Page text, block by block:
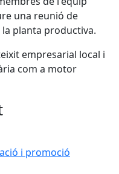
una reunió de
planta productiva.
empresarial local i
com a motor
i promoció